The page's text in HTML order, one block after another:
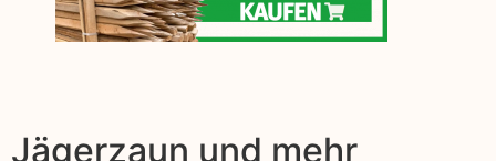
Jägerzaun und mehr